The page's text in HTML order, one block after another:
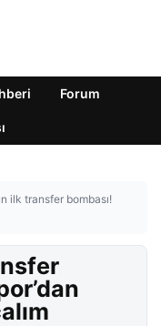
Forum
ilk transfer bombası!